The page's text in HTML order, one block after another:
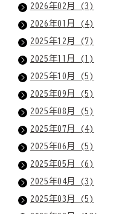
2026年02月 (3)
2026年01月 (4)
2025年12月 (7)
2025年11月 (1)
2025年10月 (5)
2025年09月 (5)
2025年08月 (5)
2025年07月 (4)
2025年06月 (5)
2025年05月 (6)
2025年04月 (3)
2025年03月 (5)